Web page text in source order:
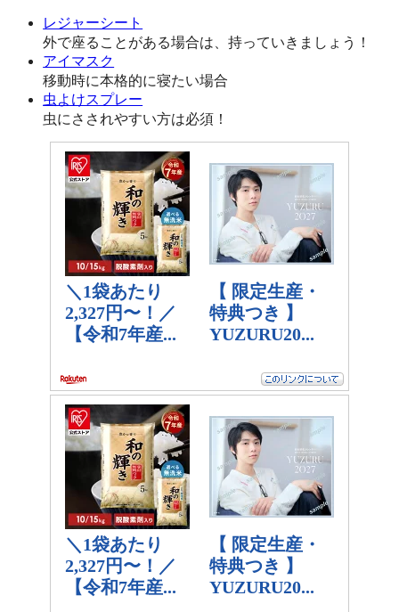
レジャーシート
外で座ることがある場合は、持っていきましょう！
アイマスク
移動時に本格的に寝たい場合
虫よけスプレー
虫にさされやすい方は必須！